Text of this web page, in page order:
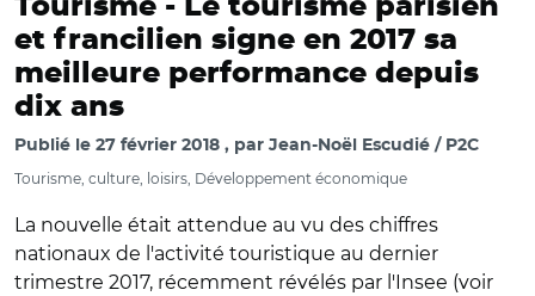
Tourisme - Le tourisme parisien
et francilien signe en 2017 sa
meilleure performance depuis
dix ans
Publié le 27 février 2018 par Jean-Noël Escudié / P2C
Tourisme, culture, loisirs, Développement économique
La nouvelle était attendue au vu des chiffres
nationaux de l'activité touristique au dernier
trimestre 2017, récemment révélés par l'Insee (voir